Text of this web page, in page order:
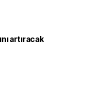
artıracak